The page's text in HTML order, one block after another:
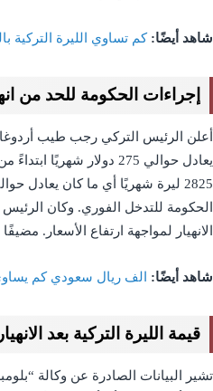
شاهد أيضًا: كم تساوي الليرة التركية
إجراءات الحكومة للحد من
الحكومة للتدخل الفوري. وكان
الانهيار لمواجهة ارتفاع الأسعار.
شاهد أيضًا: الف ريال سعودي كم
قيمة الليرة التركية بعد